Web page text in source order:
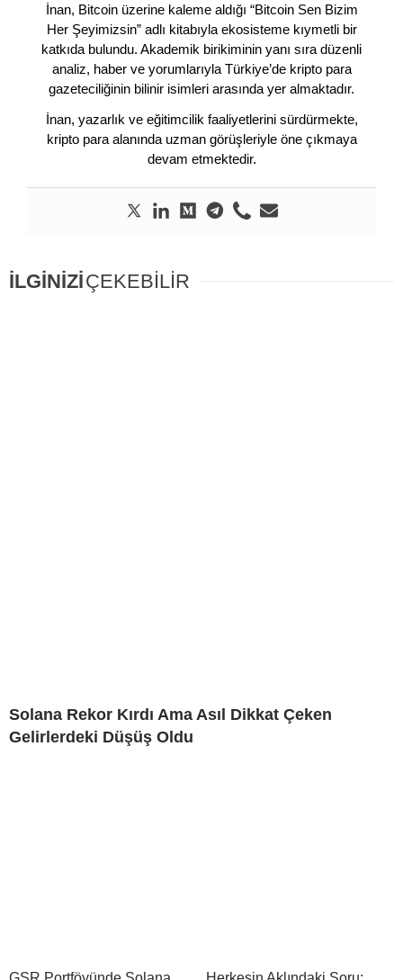
İnan, Bitcoin üzerine kaleme aldığı “Bitcoin Sen Bizim
Her Şeyimizsin” adlı kitabıyla ekosisteme kıymetli bir
katkıda bulundu. Akademik birikiminin yanı sıra düzenli
analiz, haber ve yorumlarıyla Türkiye’de kripto para
gazeteciliğinin bilinir isimleri arasında yer almaktadır.
İnan, yazarlık ve eğitimcilik faaliyetlerini sürdürmekte,
kripto para alanında uzman görüşleriyle öne çıkmaya
devam etmektedir.
İLGİNİZİÇEKEBİLİR
Solana Rekor Kırdı Ama Asıl Dikkat Çeken
Gelirlerdeki Düşüş Oldu